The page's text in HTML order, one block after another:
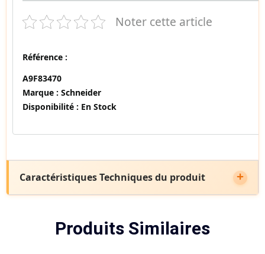
Noter cette article
Référence :
A9F83470
Marque : Schneider
Disponibilité : En Stock
Caractéristiques Techniques du produit
Produits Similaires